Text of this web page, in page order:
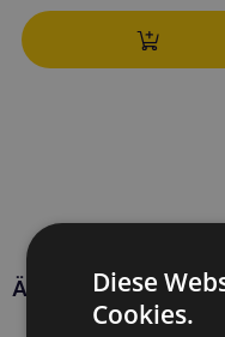
Ähnliche Produkte
Diese
Cookies.